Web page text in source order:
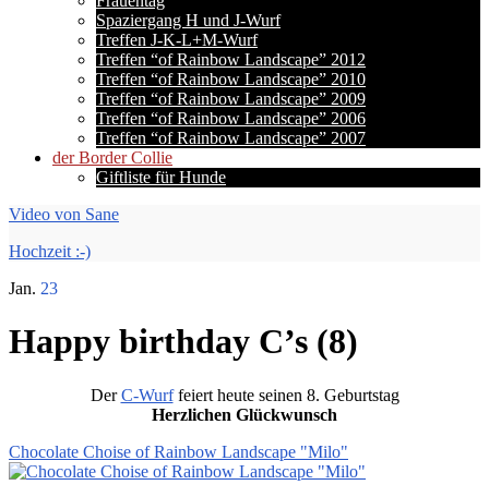
Spaziergang H und J-Wurf
Treffen J-K-L+M-Wurf
Treffen “of Rainbow Landscape” 2012
Treffen “of Rainbow Landscape” 2010
Treffen “of Rainbow Landscape” 2009
Treffen “of Rainbow Landscape” 2006
Treffen “of Rainbow Landscape” 2007
der Border Collie
Giftliste für Hunde
Video von Sane
Hochzeit :-)
Jan. 23
Happy birthday C’s (8)
DerC-Wurffeiert heute seinen 8. Geburtstag
Herzlichen Glückwunsch
Chocolate Choise of Rainbow Landscape "Milo"